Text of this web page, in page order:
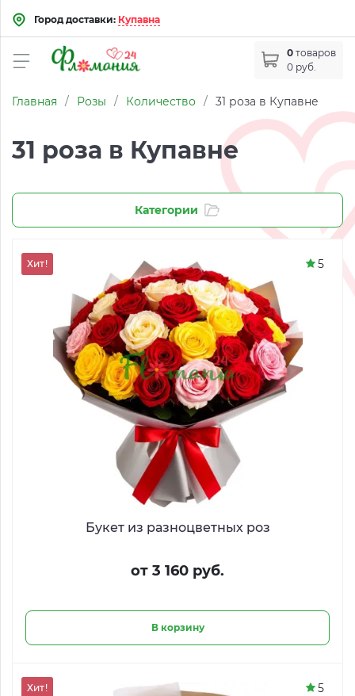
Город доставки: Купавна
0 товаров
0 руб.
Главная / Розы / Количество / 31 роза в Купавне
31 роза в Купавне
Категории
Букет из разноцветных роз
от 3 160 руб.
В корзину
Хит! 5
Хит! 5